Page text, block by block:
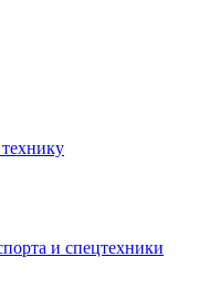
и спецтехники